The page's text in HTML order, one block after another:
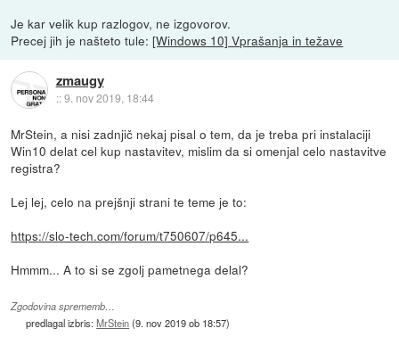
Je kar velik kup razlogov, ne izgovorov.
Precej jih je našteto tule:[Windows 10] Vprašanja in težave
zmaugy
::9. nov 2019, 18:44
MrStein, a nisi zadnjič nekaj pisal o tem, da je treba pri instalaciji
Win10 delat cel kup nastavitev, mislim da si omenjal celo nastavitve
registra?
Lej lej, celo na prejšnji strani te teme je to:
https://slo-tech.com/forum/t750607/p645...
Hmmm... A to si se zgolj pametnega delal?
Zgodovina sprememb…
predlagal izbris:MrStein(9. nov 2019 ob 18:57)